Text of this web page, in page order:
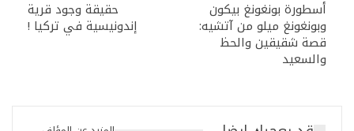
أسطورة بونغونغ بيكون
وبونغونغ ميلو من آتشيه:
قصة شقيقين والحظ
والسعيد
حقيقة وجود قرية
إندونيسية في تركيا !